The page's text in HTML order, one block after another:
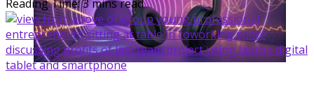
Reading Time: 3 mins read